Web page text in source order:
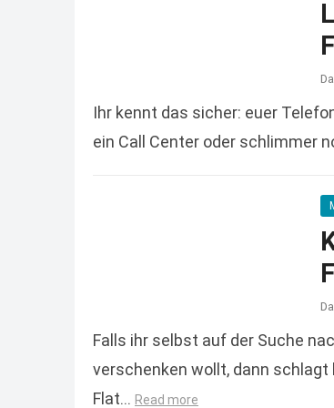
Ihr kennt das sicher: euer
ein Call Center oder schlimmer
Falls ihr selbst auf der Suche
verschenken wollt, dann schlagt
Flat… Read more